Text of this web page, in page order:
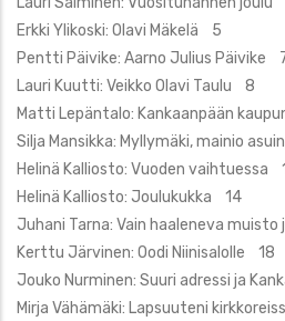
Erkki Ylikoski: Olavi Mäkelä 5
Pentti Päivike: Aarno Julius Päivike
Lauri Kuutti: Veikko Olavi Taulu 8
Matti Lepäntalo: Kankaanpään
Silja Mansikka: Myllymäki, mainio
Helinä Kalliosto: Vuoden vaihtuessa
Helinä Kalliosto: Joulukukka 14
Juhani Tarna: Vain haaleneva
Kerttu Järvinen: Oodi Niinisalolle 18
Jouko Nurminen: Suuri adressi ja
Mirja Vähämäki: Lapsuuteni